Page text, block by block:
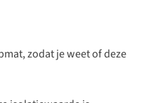
zodat je weet of deze